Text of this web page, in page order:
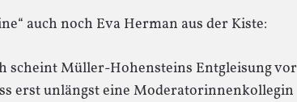
auch noch Eva Herman aus der Kiste:
scheint Müller-Hohensteins Entgleisung vor
erst unlängst eine Moderatorinnenkollegin